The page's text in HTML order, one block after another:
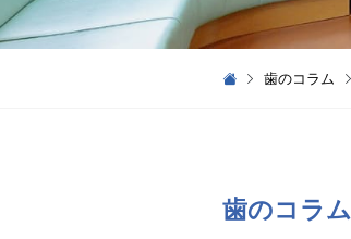
歯のコラム
歯のコラム